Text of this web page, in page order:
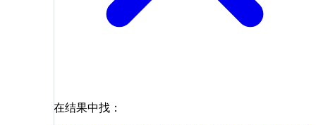
在结果中找：